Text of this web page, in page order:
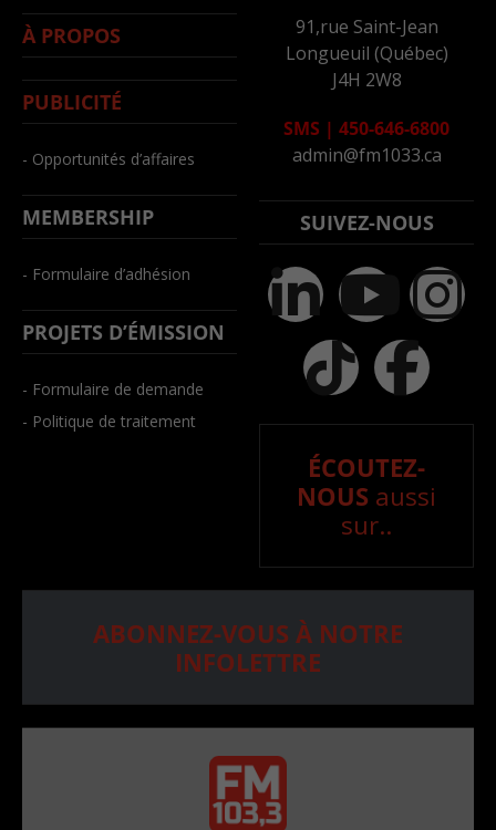
À PROPOS
PUBLICITÉ
- Opportunités d’affaires
MEMBERSHIP
- Formulaire d’adhésion
PROJETS D’ÉMISSION
- Formulaire de demande
- Politique de traitement
91,rue Saint-Jean
Longueuil (Québec)
J4H 2W8
SMS | 450-646-6800
admin@fm1033.ca
SUIVEZ-NOUS
ÉCOUTEZ-
NOUS aussi
sur..
ABONNEZ-VOUS À NOTRE
INFOLETTRE